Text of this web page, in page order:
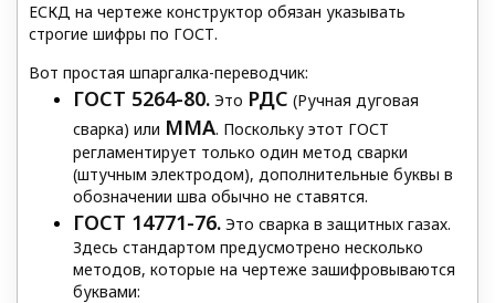
ЕСКД на чертеже конструктор обязан указывать
строгие шифры по ГОСТ.
Вот простая шпаргалка-переводчик:
ГОСТ 5264-80. Это РДС (Ручная дуговая
сварка) или MMA. Поскольку этот ГОСТ
регламентирует только один метод сварки
(штучным электродом), дополнительные буквы в
обозначении шва обычно не ставятся.
ГОСТ 14771-76. Это сварка в защитных газах.
Здесь стандартом предусмотрено несколько
методов, которые на чертеже зашифровываются
буквами: